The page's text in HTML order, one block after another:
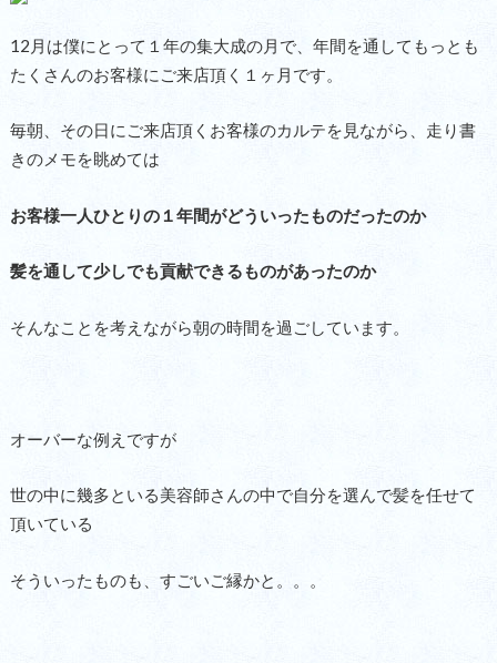
12月は僕にとって１年の集大成の月で、年間を通してもっとも
たくさんのお客様にご来店頂く１ヶ月です。
毎朝、その日にご来店頂くお客様のカルテを見ながら、走り書
きのメモを眺めては
お客様一人ひとりの１年間がどういったものだったのか
髪を通して少しでも貢献できるものがあったのか
そんなことを考えながら朝の時間を過ごしています。
オーバーな例えですが
世の中に幾多といる美容師さんの中で自分を選んで髪を任せて
頂いている
そういったものも、すごいご縁かと。。。